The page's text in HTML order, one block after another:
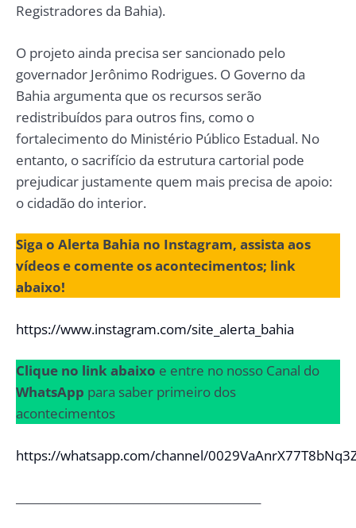
Registradores da Bahia).
O projeto ainda precisa ser sancionado pelo
governador Jerônimo Rodrigues. O Governo da
Bahia argumenta que os recursos serão
redistribuídos para outros fins, como o
fortalecimento do Ministério Público Estadual. No
entanto, o sacrifício da estrutura cartorial pode
prejudicar justamente quem mais precisa de apoio:
o cidadão do interior.
Siga o Alerta Bahia no Instagram, assista aos
vídeos e comente os acontecimentos; link
abaixo!
https://www.instagram.com/site_alerta_bahia
Clique no link abaixo e entre no nosso Canal do
WhatsApp para saber primeiro dos
acontecimentos
https://whatsapp.com/channel/